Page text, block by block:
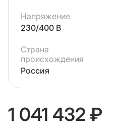
Напряжение
230/400 В
Страна
происхождения
Россия
1 041 432 ₽